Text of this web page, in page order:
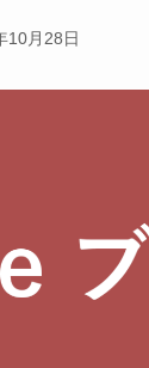
10月28日